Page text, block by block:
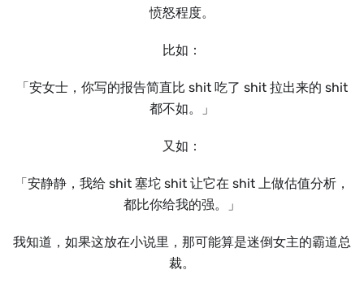
愤怒程度。
比如：
「安女士，你写的报告简直比 shit 吃了 shit 拉出来的 shit
都不如。」
又如：
「安静静，我给 shit 塞坨 shit 让它在 shit 上做估值分析，
都比你给我的强。」
我知道，如果这放在小说里，那可能算是迷倒女主的霸道总
裁。